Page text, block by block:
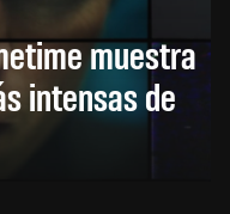
muestra
intensas de